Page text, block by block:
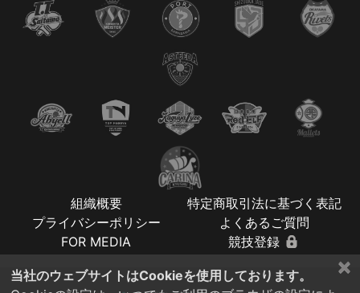
組織概要
特定商取引法に基づく表記
プライバシーポリシー
よくあるご質問
FOR MEDIA
競技登録
×
当社のウェブサイトはCookieを使用しております。